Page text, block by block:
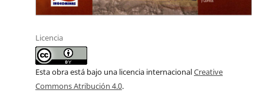
Licencia
Esta obra está bajo una licencia internacionalCreative
Commons Atribución 4.0.